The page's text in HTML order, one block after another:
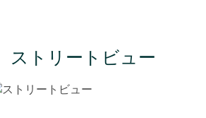
ストリートビュー